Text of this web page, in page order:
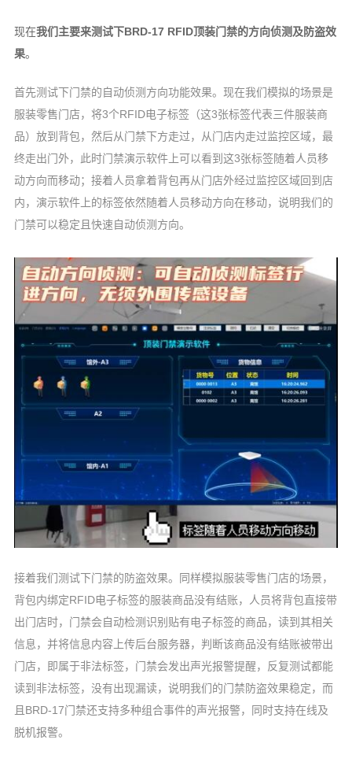
现在我们主要来测试下BRD-17 RFID顶装门禁的方向侦测及防盗效
果。
首先测试下门禁的自动侦测方向功能效果。现在我们模拟的场景是
服装零售门店，将3个RFID电子标签（这3张标签代表三件服装商
品）放到背包，然后从门禁下方走过，从门店内走过监控区域，最
终走出门外，此时门禁演示软件上可以看到这3张标签随着人员移
动方向而移动；接着人员拿着背包再从门店外经过监控区域回到店
内，演示软件上的标签依然随着人员移动方向在移动，说明我们的
门禁可以稳定且快速自动侦测方向。
接着我们测试下门禁的防盗效果。同样模拟服装零售门店的场景，
背包内绑定RFID电子标签的服装商品没有结账，人员将背包直接带
出门店时，门禁会自动检测识别贴有电子标签的商品，读到其相关
信息，并将信息内容上传后台服务器，判断该商品没有结账被带出
门店，即属于非法标签，门禁会发出声光报警提醒，反复测试都能
读到非法标签，没有出现漏读，说明我们的门禁防盗效果稳定，而
且BRD-17门禁还支持多种组合事件的声光报警，同时支持在线及
脱机报警。